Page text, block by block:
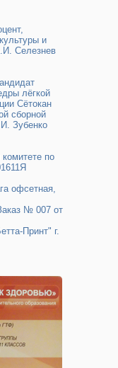
и
Селезнев
лёгкой
Сётокан
сборной
Зубенко
по
офсетная,
№ 007 от
Принт" г.